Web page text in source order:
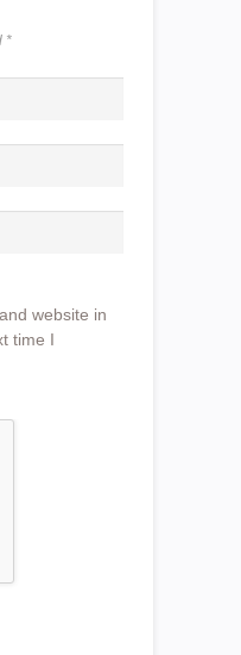
*
website in
time I